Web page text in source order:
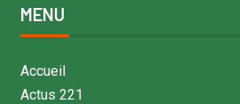
MENU
Accueil
Actus 221